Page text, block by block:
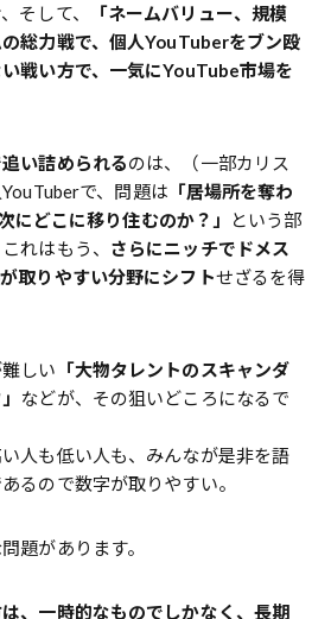
そして、
「ネームバリュー、規模
総力戦で、個人YouTuberをブン殴
戦い方で、一気にYouTube市場を
い詰められるのは、（一部カリス
で、問題は 「居場所を奪わ
にどこに移り住むのか？」
という部
れはもう、 さらにニッチでドメス
取りやすい分野にシフトせざるを得
しい 「大物タレントのスキャンダ
などが、その狙いどころになるで
人も低い人も、みんなが是非を語
るので数字が取りやすい。
題があります。
、一時的なものでしかなく、長期